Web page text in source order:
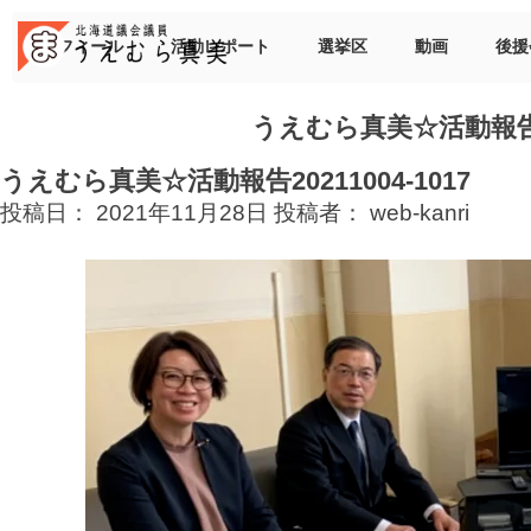
content
プロフィール 活動レポート 選挙区 動画 後
うえむら真美☆活動報
うえむら真美☆活動報告20211004-1017
投稿日： 2021年11月28日 投稿者： web-kanri